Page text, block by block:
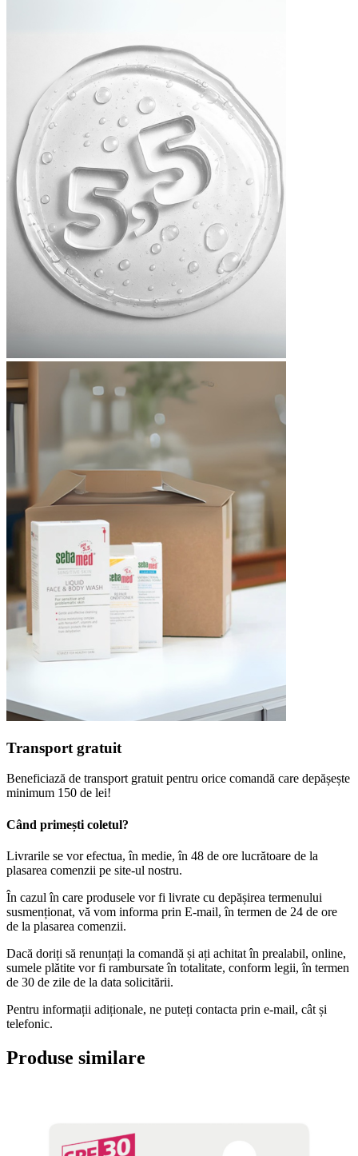
Transport gratuit
Beneficiază de transport gratuit pentru orice comandă care depășește
minimum 150 de lei!
Când primești coletul?
Livrarile se vor efectua, în medie, în 48 de ore lucrătoare de la
plasarea comenzii pe site-ul nostru.
În cazul în care produsele vor fi livrate cu depășirea termenului
susmenționat, vă vom informa prin E-mail, în termen de 24 de ore
de la plasarea comenzii.
Dacă doriți să renunțați la comandă și ați achitat în prealabil, online,
sumele plătite vor fi rambursate în totalitate, conform legii, în termen
de 30 de zile de la data solicitării.
Pentru informații adiționale, ne puteți contacta prin e-mail, cât și
telefonic.
Produse similare